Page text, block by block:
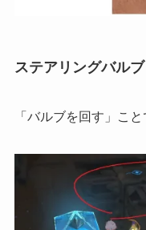
ステアリングバルブ
「バルブを回す」こ